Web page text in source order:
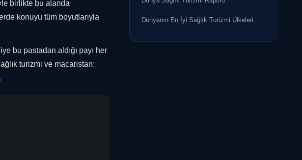
birlikte bu alanda
konuyu tüm boyutlarıyla
bu pastadan aldığı payı her
turizmi ve macaristan:
Dünyanın En İyi Sağlık Turizmi Ülkeleri